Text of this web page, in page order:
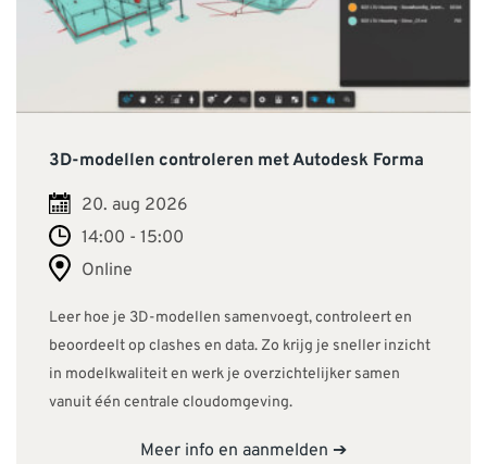
3D-modellen controleren met Autodesk Forma
20. aug 2026
14:00 - 15:00
Online
Leer hoe je 3D-modellen samenvoegt, controleert en
beoordeelt op clashes en data. Zo krijg je sneller inzicht
in modelkwaliteit en werk je overzichtelijker samen
vanuit één centrale cloudomgeving.
Meer info en aanmelden ➔